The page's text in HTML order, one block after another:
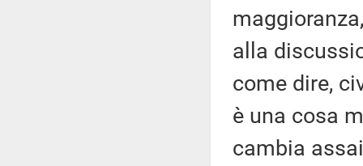
alla
come dire,
è una cosa
cambia